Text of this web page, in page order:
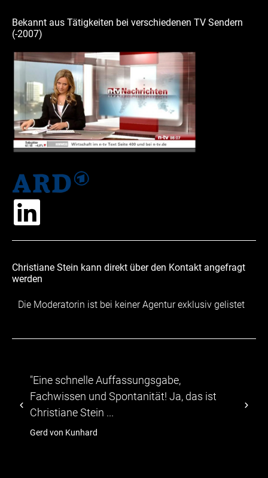
Bekannt aus Tätigkeiten bei verschiedenen TV Sendern
(-2007)
Christiane Stein kann direkt über den Kontakt angefragt
werden
Die Moderatorin ist bei keiner Agentur exklusiv gelistet
"Eine schnelle Auffassungsgabe,
Fachwissen und Spontanität! Ja, das ist
Christiane Stein ...
Gerd von Kunhard